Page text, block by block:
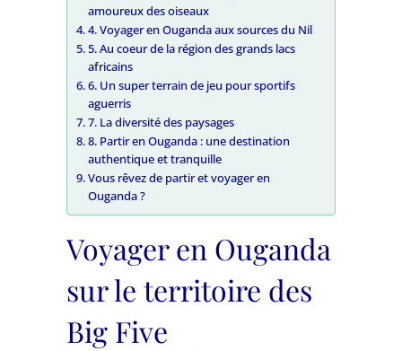
amoureux des oiseaux
4. Voyager en Ouganda aux sources du Nil
5. Au coeur de la région des grands lacs
africains
6. Un super terrain de jeu pour sportifs
aguerris
7. La diversité des paysages
8. Partir en Ouganda : une destination
authentique et tranquille
Vous rêvez de partir et voyager en
Ouganda ?
Voyager en Ouganda
sur le territoire des
Big Five